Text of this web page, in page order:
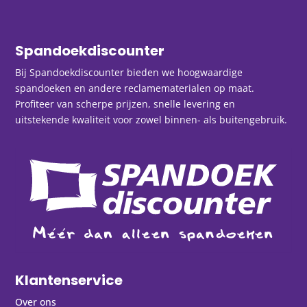
Spandoekdiscounter
Bij Spandoekdiscounter bieden we hoogwaardige
spandoeken en andere reclamematerialen op maat.
Profiteer van scherpe prijzen, snelle levering en
uitstekende kwaliteit voor zowel binnen- als buitengebruik.
Klantenservice
Over ons